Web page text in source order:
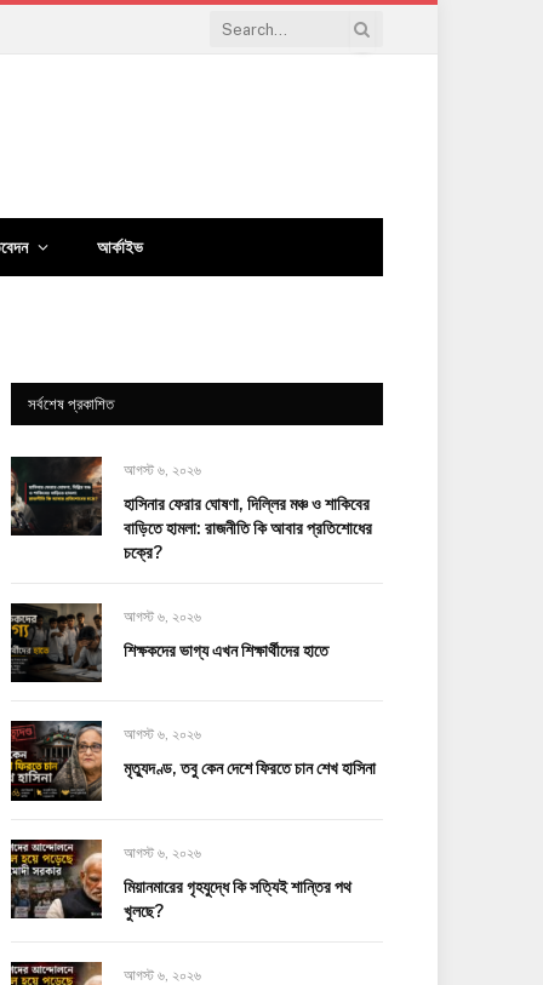
আর্কাইভ
সর্বশেষ প্রকাশিত
আগস্ট ৬, ২০২৬
হাসিনার ফেরার ঘোষণা, দিল্লির মঞ্চ ও শাকিবের
বাড়িতে হামলা: রাজনীতি কি আবার প্রতিশোধের
চক্রে?
আগস্ট ৬, ২০২৬
শিক্ষকদের ভাগ্য এখন শিক্ষার্থীদের হাতে
আগস্ট ৬, ২০২৬
মৃত্যুদণ্ড, তবু কেন দেশে ফিরতে চান শেখ হাসিনা
আগস্ট ৬, ২০২৬
মিয়ানমারের গৃহযুদ্ধে কি সত্যিই শান্তির পথ
খুলছে?
আগস্ট ৬, ২০২৬